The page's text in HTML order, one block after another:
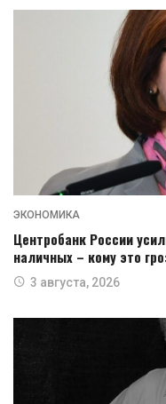
ЭКОНОМИКА
Центробанк России
наличных – кому это
3 августа, 2026